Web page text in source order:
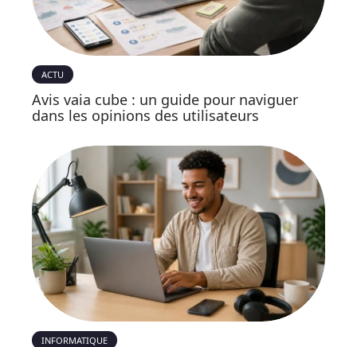
ACTU
Avis vaia cube : un guide pour naviguer
dans les opinions des utilisateurs
INFORMATIQUE